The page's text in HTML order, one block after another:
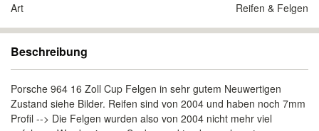
Art
Reifen & Felgen
Beschreibung
Porsche 964 16 Zoll Cup Felgen in sehr gutem Neuwertigen
Zustand siehe Bilder. Reifen sind von 2004 und haben noch 7mm
Profil --> Die Felgen wurden also von 2004 nicht mehr viel